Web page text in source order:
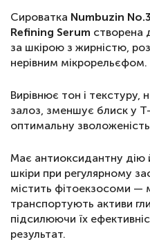
Сироватка Numbuzin
Refining Serum створена
за шкірою з жирністю,
нерівним мікрорельєфом.
Вирівнює тон і текстуру,
залоз, зменшує блиск у
оптимальну
Має антиоксидантну дію
шкіри при регулярному
містить фітоекзосоми —
транспортують активи
підсилюючи їх
результат.